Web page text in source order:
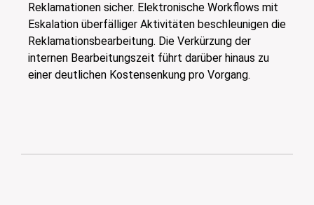
Reklamationen sicher. Elektronische Workflows mit
Eskalation überfälliger Aktivitäten beschleunigen die
Reklamationsbearbeitung. Die Verkürzung der
internen Bearbeitungszeit führt darüber hinaus zu
einer deutlichen Kostensenkung pro Vorgang.